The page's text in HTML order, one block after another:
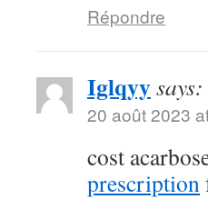
Répondre
Iglqyysays:
20 août 2023
cost
prescription